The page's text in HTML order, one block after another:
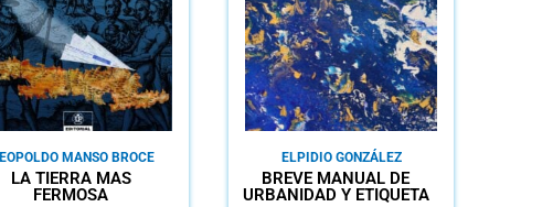
MANSO BROCE
LA TIERRA MÁS
FERMOSA
ELPIDIO GONZÁLEZ
BREVE MANUAL DE
URBANIDAD Y ETIQUETA